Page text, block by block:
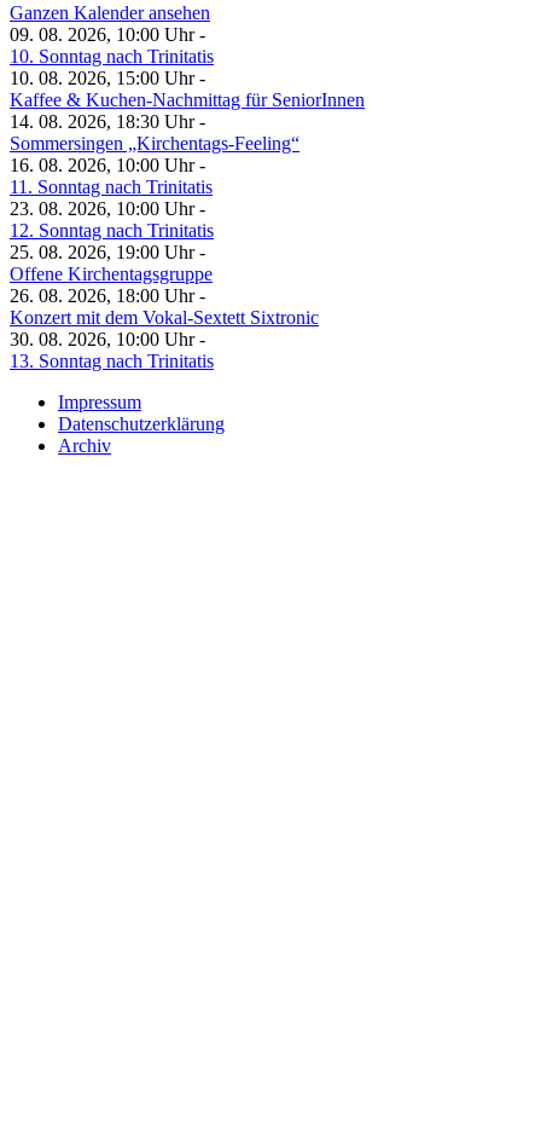
Ganzen Kalender ansehen
09. 08. 2026, 10:00 Uhr -
10. Sonntag nach Trinitatis
10. 08. 2026, 15:00 Uhr -
Kaffee & Kuchen-Nachmittag für SeniorInnen
14. 08. 2026, 18:30 Uhr -
Sommersingen „Kirchentags-Feeling“
16. 08. 2026, 10:00 Uhr -
11. Sonntag nach Trinitatis
23. 08. 2026, 10:00 Uhr -
12. Sonntag nach Trinitatis
25. 08. 2026, 19:00 Uhr -
Offene Kirchentagsgruppe
26. 08. 2026, 18:00 Uhr -
Konzert mit dem Vokal-Sextett Sixtronic
30. 08. 2026, 10:00 Uhr -
13. Sonntag nach Trinitatis
Impressum
Datenschutzerklärung
Archiv